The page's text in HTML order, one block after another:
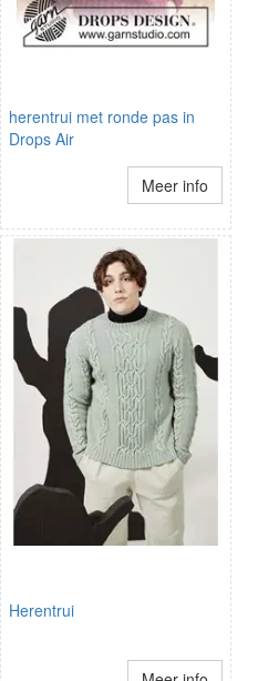
herentrui met ronde pas in
Drops Air
Meer info
Herentrui